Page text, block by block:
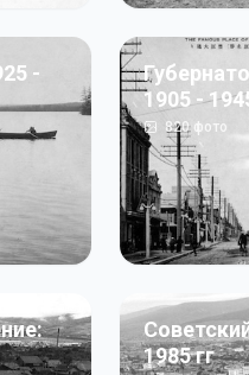
-
1905 -
820фото
1985 гг